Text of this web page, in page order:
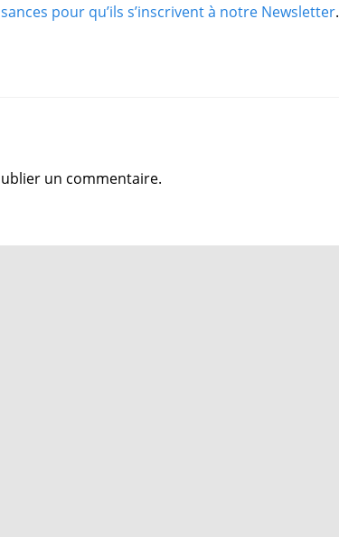
pour qu’ils s’inscrivent à notre Newsletter.
un commentaire.